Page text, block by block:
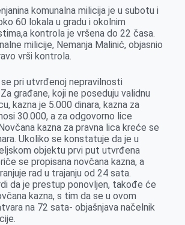
komunalna milicija je u subotu i
60 lokala u gradu i okolnim
kontrola je vršena do 22 časa.
milicije, Nemanja Malinić, objasnio
vrši kontrola.
pri utvrđenoj nepravilnosti
građane, koji ne poseduju validnu
kazna je 5.000 dinara, kazna za
30.000, a za odgovorno lice
kazna za pravna lica kreće se
Ukoliko se konstatuje da je u
objektu prvi put utvrđena
se propisana novčana kazna, a
rad u trajanju od 24 sata.
da je prestup ponovljen, takođe će
kazna, s tim da se u ovom
na 72 sata- objašnjava načelnik